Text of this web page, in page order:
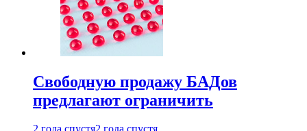
Свободную продажу БАДов
предлагают ограничить